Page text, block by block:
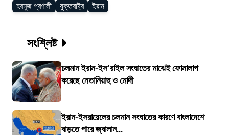
হরমুজ প্রণালী যুক্তরাষ্ট্র ইরান
সংশ্লিষ্ট
চলমান ইরান-ইস'রাইল সংঘাতের মাঝেই ফোনালাপ
করেছে নেতানিয়াহু ও মোদী
ইরান-ইসরায়েলের চলমান সংঘাতের কারণে বাংলাদেশে
বাড়তে পারে জ্বালান...